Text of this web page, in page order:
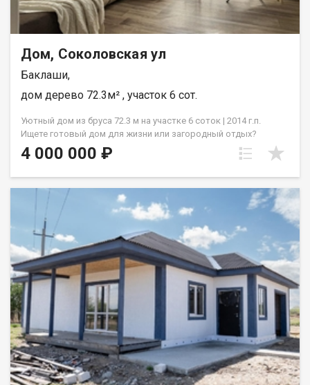
Дом, Соколовская ул
Баклаши,
дом дерево 72.3м² , участок 6 сот.
Уютный дом из бруса 72.3 м на участке 6 соток | 2014 г.п.
Ищете готовый дом для жизни или загородный отдых?
Предлагаем ваш идеальный вариант! Одноэтажный дом из
натурального бруса 2014 года постройки. Светлый, тёплый и
выполнен аккуратно, всё чисто и ухожено. Планировка и
площадь: Общая площадь: 72.3 м 3 изолированные комнаты
Просторная кухня-гостиная Санузел Уютная терраса для
отдыха, утреннего кофе или семейных вечеров Коммуникации
и комфорт: Центральное водоснабжение Электрическое
отопление (современное, безопасное, удобное в управлении)
Подготовлено для подключения кабельного/цифрового ТВ
Дом тёплый, пригоден для проживания в любой сезон
Участок: 6 соток земли Ровный, ухоженный, с большим
потенциалом для ландшафтного дизайна, зоны барбекю,
теплицы или детской площадки Преимущества: Дом 2014 года
постройки современная планировка и надёжные материалы
Минимум вложений: заезжай и живи Тихое расположение,
свежий воздух, хорошая транспортная доступность (при
необходимости укажите район/населённый пункт) Все
4 000 000 ₽